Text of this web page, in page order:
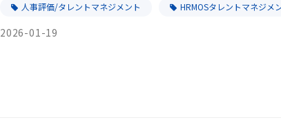
人事評価/タレントマネジメント HRMOSタレントマネジメ
2026-01-19